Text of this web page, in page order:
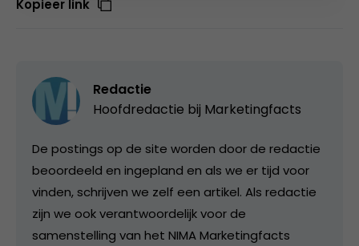
Kopieer link
Redactie
Hoofdredactie bij Marketingfacts
De postings op de site worden door de redactie
beoordeeld en ingepland en als we er tijd voor
vinden, schrijven we zelf een artikel. Als redactie
zijn we ook verantwoordelijk voor de
samenstelling van het NIMA Marketingfacts